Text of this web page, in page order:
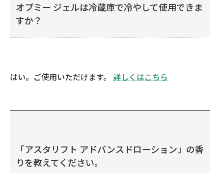
オプミー ジェルは冷蔵庫で冷やして使用できま
すか？
はい。ご使用いただけます。 詳しくはこちら
「アスタリフト アドバンスドローション」の香
りを教えてください。